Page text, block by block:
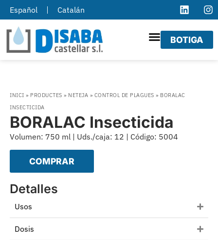
Español Catalán
BOTIGA
INICI » PRODUCTES » NETEJA » CONTROL DE PLAGUES » BORALAC
INSECTICIDA
BORALAC Insecticida
Volumen: 750 ml | Uds./caja: 12 | Código: 5004
COMPRAR
Detalles
Usos
Dosis